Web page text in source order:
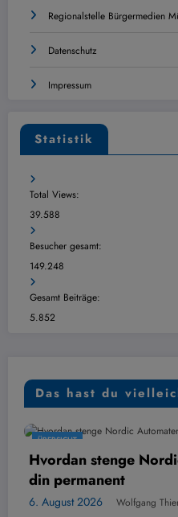
Regionalstelle Bürgermedien
Datenschutz
Impressum
Statistik
Total Views:
39.588
Besucher gesamt:
149.248
Gesamt Beiträge:
5.852
Das hast du
stenge Nordic
permanent
2026 Wolfgang Thiemann